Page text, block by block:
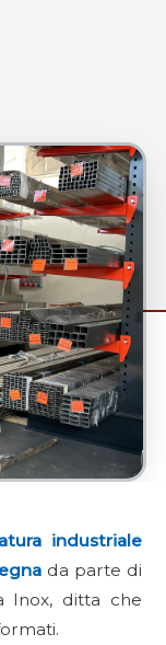
industriale
da parte di
Inox, ditta che